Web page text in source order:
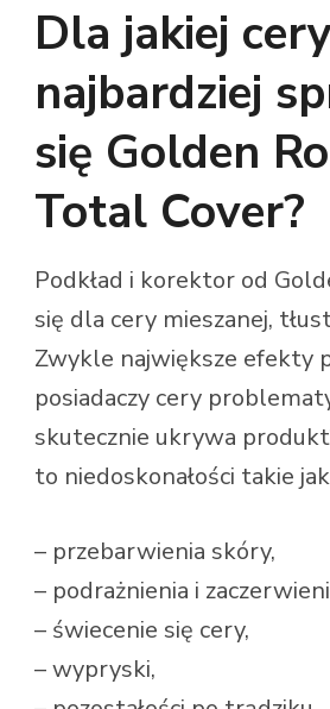
Dla jakiej
najbardziej
się Golden
Total Cover?
Podkład i korektor od
się dla cery mieszanej,
Zwykle największe efekty
posiadaczy cery
skutecznie ukrywa
to niedoskonałości takie
– przebarwienia skóry,
– podrażnienia i
– świecenie się cery,
– wypryski,